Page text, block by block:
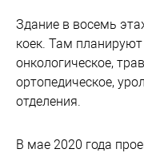
Здание в восемь
коек. Там планируют
онкологическое,
ортопедическое,
отделения.
В мае 2020 года